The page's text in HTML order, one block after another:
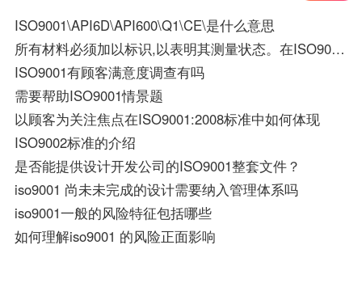
ISO9001\API6D\API600\Q1\CE\是什么意思
所有材料必须加以标识,以表明其测量状态。在ISO9001中，为什么是错的？
ISO9001有顾客满意度调查有吗
需要帮助ISO9001情景题
以顾客为关注焦点在ISO9001:2008标准中如何体现
ISO9002标准的介绍
是否能提供设计开发公司的ISO9001整套文件？
iso9001 尚未未完成的设计需要纳入管理体系吗
iso9001一般的风险特征包括哪些
如何理解iso9001 的风险正面影响